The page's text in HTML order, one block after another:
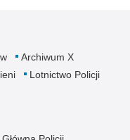
Archiwum X
Lotnictwo Policji